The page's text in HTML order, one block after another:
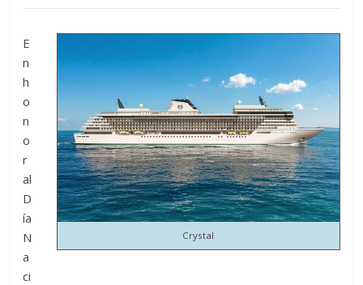
Crystal
E
n
h
o
n
o
r
al
D
ía
N
a
ci